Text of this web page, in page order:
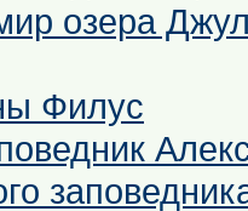
озера
Филус